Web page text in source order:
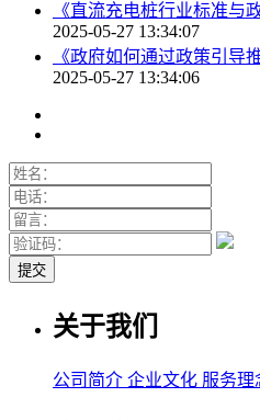
《直流充电桩行业标准与
2025-05-27 13:34:07
《政府如何通过政策引导
2025-05-27 13:34:06
关于我们
公司简介 企业文化 服务理